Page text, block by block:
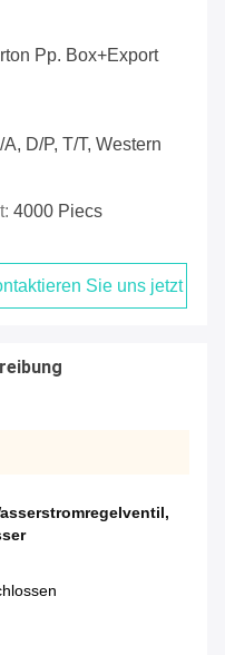
Pp. Box+export
A, D/P, T/T, Western
4000 Piecs
Sie uns jetzt
,